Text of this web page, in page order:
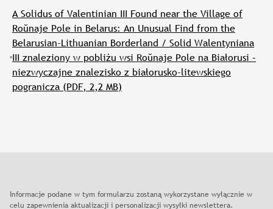
A Solidus of Valentinian III Found near the Village of
Roŭnaje Pole in Belarus: An Unusual Find from the
Belarusian-Lithuanian Borderland / Solid Walentyniana
III znaleziony w pobliżu wsi Roŭnaje Pole na Białorusi –
niezwyczajne znalezisko z białorusko-litewskiego
pogranicza(PDF, 2,2 MB)
Informacje podane w tym formularzu zostaną wykorzystane wyłącznie w
celu zapewnienia aktualizacji i personalizacji wysyłki newslettera.